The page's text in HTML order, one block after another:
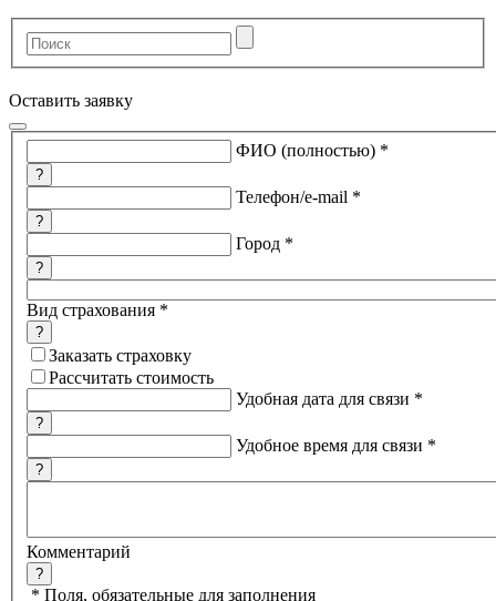
Оставить заявку
ФИО (полностью) *
?
Телефон/e-mail *
?
Город *
?
Вид страхования *
?
Заказать страховку
Рассчитать стоимость
Удобная дата для связи *
?
Удобное время для связи *
?
Комментарий
?
* Поля, обязательные для заполнения